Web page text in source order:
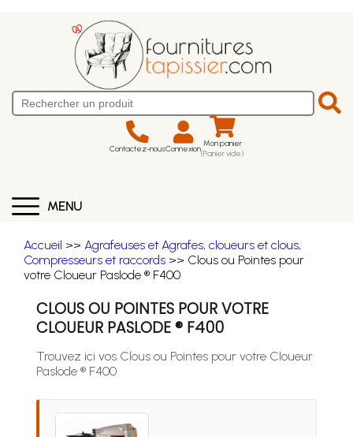
Contactez-nousConnexion Mon panier
(Panier vide)
MENU
Accueil >> Agrafeuses et Agrafes, cloueurs et clous,
Compresseurs et raccords >> Clous ou Pointes pour
votre Cloueur Paslode ® F400
CLOUS OU POINTES POUR VOTRE
CLOUEUR PASLODE ® F400
Trouvez ici vos Clous ou Pointes pour votre Cloueur
Paslode ® F400